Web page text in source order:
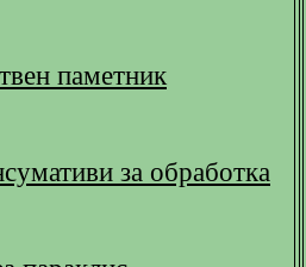
паметник
за обработка